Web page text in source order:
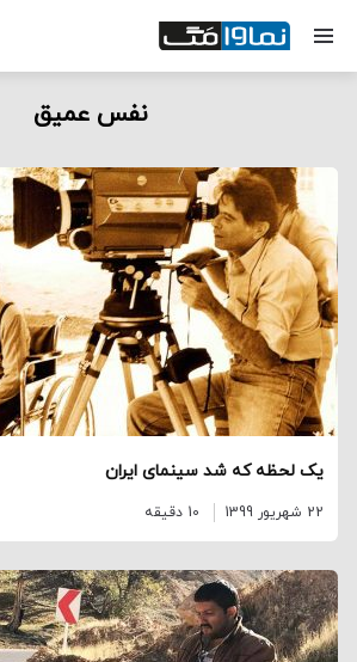
نفس عمیق
یک لحظه که شد سینمای ایران
22 شهریور 1399 10 دقیقه